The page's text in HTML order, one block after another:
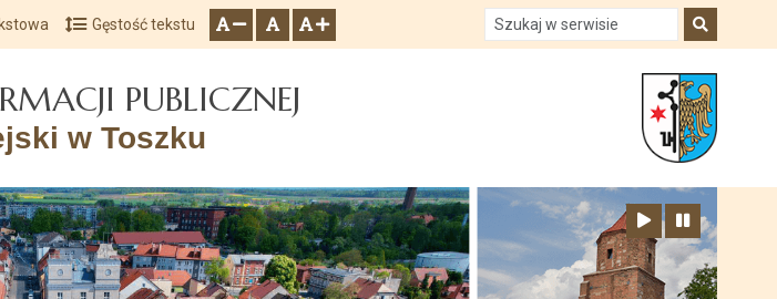
głównego menu
do treści
mapy serwisuGęstość tekstu
PUBLICZNEJ
w Toszku